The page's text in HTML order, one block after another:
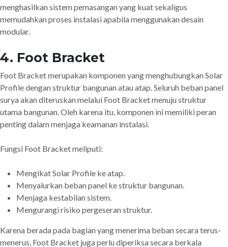
menghasilkan sistem pemasangan yang kuat sekaligus
memudahkan proses instalasi apabila menggunakan desain
modular.
4. Foot Bracket
Foot Bracket merupakan komponen yang menghubungkan Solar
Profile dengan struktur bangunan atau atap. Seluruh beban panel
surya akan diteruskan melalui Foot Bracket menuju struktur
utama bangunan. Oleh karena itu, komponen ini memiliki peran
penting dalam menjaga keamanan instalasi.
Fungsi Foot Bracket meliputi:
Mengikat Solar Profile ke atap.
Menyalurkan beban panel ke struktur bangunan.
Menjaga kestabilan sistem.
Mengurangi risiko pergeseran struktur.
Karena berada pada bagian yang menerima beban secara terus-
menerus, Foot Bracket juga perlu diperiksa secara berkala